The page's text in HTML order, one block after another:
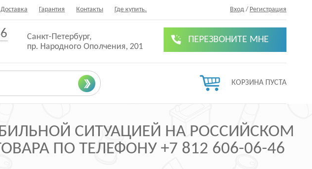
Доставка Гарантия Контакты Где купить. Вход / Регистрация
Санкт-Петербург,
пр. Народного Ополчения, 201
ПЕРЕЗВОНИТЕ МНЕ
КОРЗИНА ПУСТА
СИТУАЦИЕЙ НА РОССИЙСКОМ
ПО ТЕЛЕФОНУ +7 812 606-06-46